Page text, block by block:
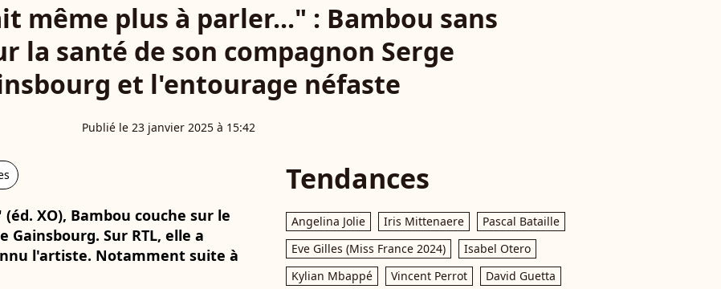
même plus à parler..." : Bambou sans
la santé de son compagnon Serge
et l'entourage néfaste
Publié le 23 janvier 2025 à 15:42
XO), Bambou couche sur le
Gainsbourg. Sur RTL, elle a
l'artiste. Notamment suite à
Tendances
Angelina Jolie Iris Mittenaere
Pascal Bataille
Eve Gilles (Miss France 2024)
Isabel Otero
Kylian Mbappé
Vincent Perrot David Guetta